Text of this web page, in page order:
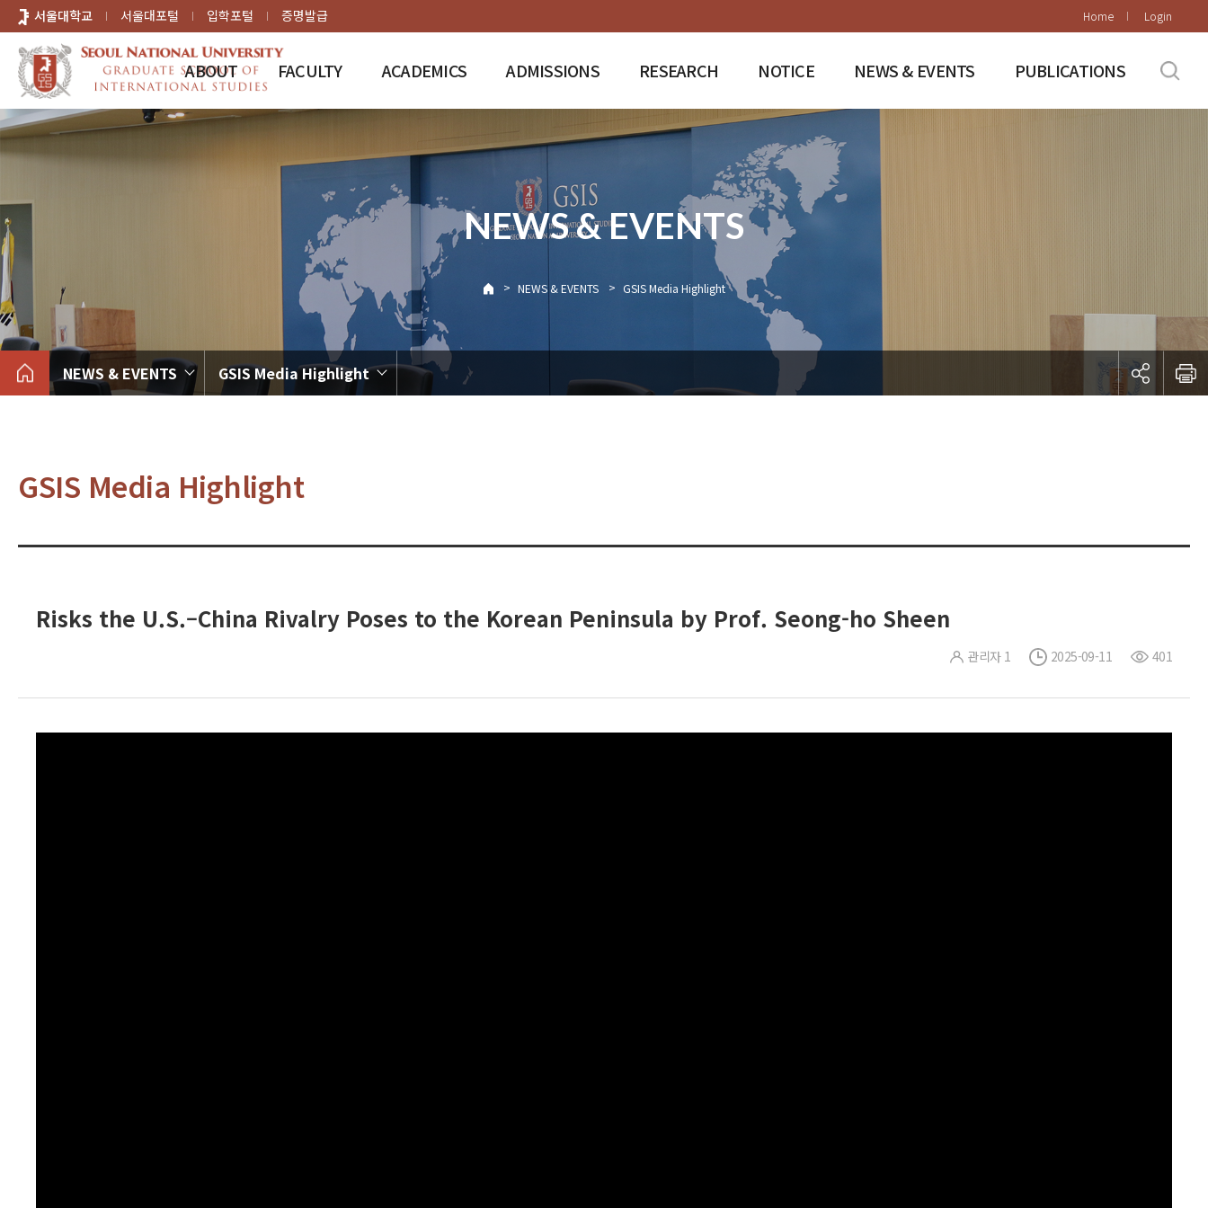
바로가기
메뉴
서울대학교 서울대포털 입학포털 증명발급 Home Login
ABOUT FACULTY ACADEMICS ADMISSIONS RESEARCH NOTICE NEWS & EVENTS PUBLICATIONS
NEWS & EVENTS
> NEWS & EVENTS > GSIS Media Highlight
NEWS & EVENTS GSIS Media Highlight
GSIS Media Highlight
Risks the U.S.–China Rivalry Poses to the Korean Peninsula by Prof. Seong-ho Sheen
관리자 1 2025-09-11 401